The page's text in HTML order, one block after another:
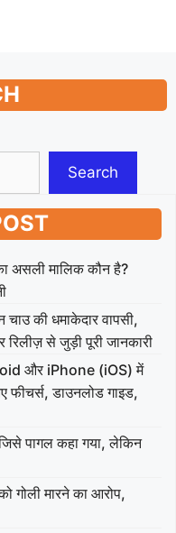
Search
मालिक कौन है?
की धमाकेदार वापसी,
रिलीज़ से जुड़ी पूरी जानकारी
और iPhone (iOS) में
फीचर्स, डाउनलोड गाइड,
पागल कहा गया, लेकिन
गोली मारने का आरोप,